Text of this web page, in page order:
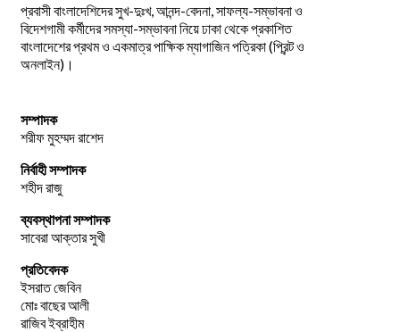
প্রবাসী বাংলাদেশিদের সুখ-দুঃখ, আনন্দ-বেদনা, সাফল্য-সম্ভাবনা ও
বিদেশগামী কর্মীদের সমস্যা-সম্ভাবনা নিয়ে ঢাকা থেকে প্রকাশিত
বাংলাদেশের প্রথম ও একমাত্র পাক্ষিক ম্যাগাজিন পত্রিকা (প্রিন্ট ও
অনলাইন)।
সম্পাদক
শরীফ মুহম্মদ রাশেদ
নির্বাহী সম্পাদক
শহীদ রাজু
ব্যবস্থাপনা সম্পাদক
সাবেরা আক্তার সুখী
প্রতিবেদক
ইসরাত জেবিন
মোঃ বাছের আলী
রাজিব ইব্রাহীম